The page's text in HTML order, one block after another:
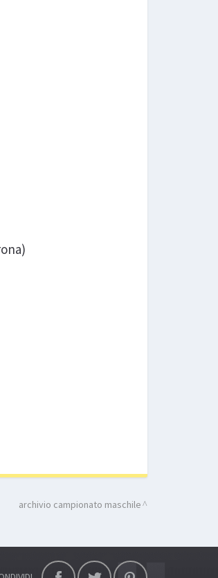
archivio campionato maschile